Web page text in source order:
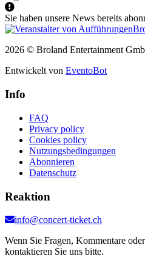
Sie haben unsere News bereits
2026 © Broland Entertainment
Entwickelt von EventoBot
Info
FAQ
Privacy policy
Cookies policy
Nutzungsbedingungen
Abonnieren
Datenschutz
Reaktion
info@concert-ticket.ch
Wenn Sie Fragen, Kommentare
kontaktieren Sie uns bitte.